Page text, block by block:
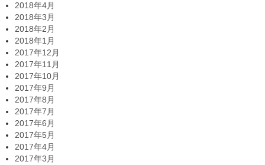
2018年4月
2018年3月
2018年2月
2018年1月
2017年12月
2017年11月
2017年10月
2017年9月
2017年8月
2017年7月
2017年6月
2017年5月
2017年4月
2017年3月